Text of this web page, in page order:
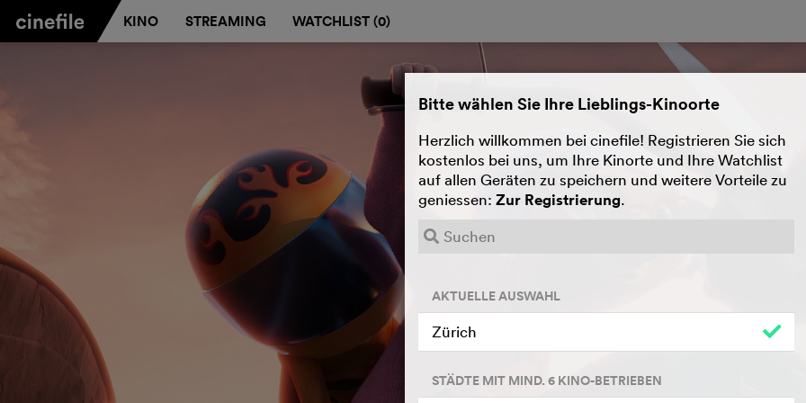
KINO STREAMING WATCHLIST (0)
Bitte wählen Sie Ihre Lieblings-Kinoorte
Herzlich willkommen bei cinefile! Registrieren Sie sich
kostenlos bei uns, um Ihre Kinorte und Ihre Watchlist
auf allen Geräten zu speichern und weitere Vorteile zu
geniessen: Zur Registrierung.
AKTUELLE AUSWAHL
Zürich
STÄDTE MIT MIND. 6 KINO-BETRIEBEN